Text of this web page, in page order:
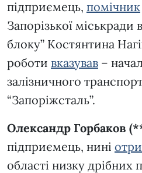
підприємець, помічник
Запорізької міськради
блоку” Костянтина
роботи вказував –
залізничного
“Запоріжсталь”.
Олександр Горбаков
підприємець, нині
області низку дрібних